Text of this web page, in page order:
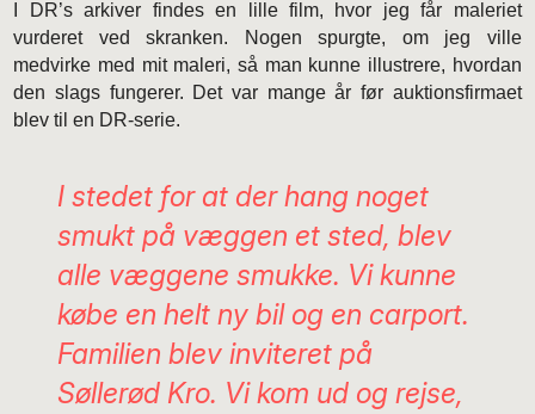
I DR’s arkiver findes en lille film, hvor jeg får maleriet
vurderet ved skranken. Nogen spurgte, om jeg ville
medvirke med mit maleri, så man kunne illustrere, hvordan
den slags fungerer. Det var mange år før auktionsfirmaet
blev til en DR-serie.
I stedet for at der hang noget
smukt på væggen et sted, blev
alle væggene smukke. Vi kunne
købe en helt ny bil og en carport.
Familien blev inviteret på
Søllerød Kro. Vi kom ud og rejse,